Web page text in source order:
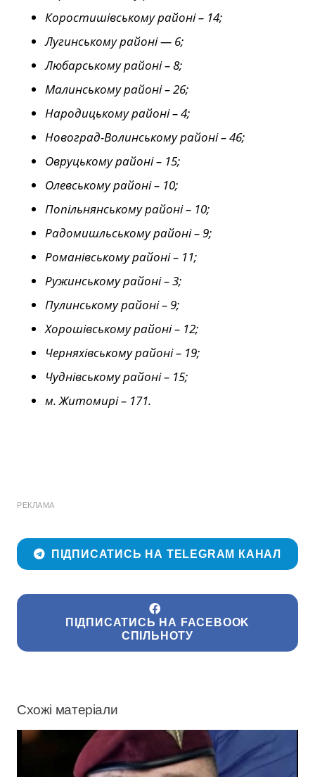
Коростишівському районі – 14;
Лугинському районі — 6;
Любарському районі – 8;
Малинському районі – 26;
Народицькому районі – 4;
Новоград-Волинському районі – 46;
Овруцькому районі – 15;
Олевському районі – 10;
Попільнянському районі – 10;
Радомишльському районі – 9;
Романівському районі – 11;
Ружинському районі – 3;
Пулинському районі – 9;
Хорошівському районі – 12;
Черняхівському районі – 19;
Чуднівському районі – 15;
м. Житомирі – 171.
РЕКЛАМА
ПІДПИСАТИСЬ НА TELEGRAM КАНАЛ
ПІДПИСАТИСЬ НА FACEBOOK
СПІЛЬНОТУ
Схожі матеріали